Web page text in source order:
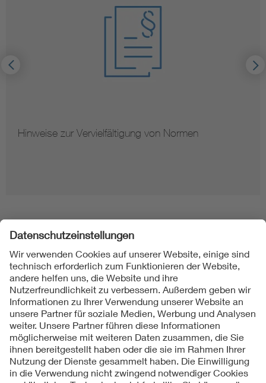
Hinweise zur Vervielfältigung von Normen
Folgen Sie uns
Kontakt